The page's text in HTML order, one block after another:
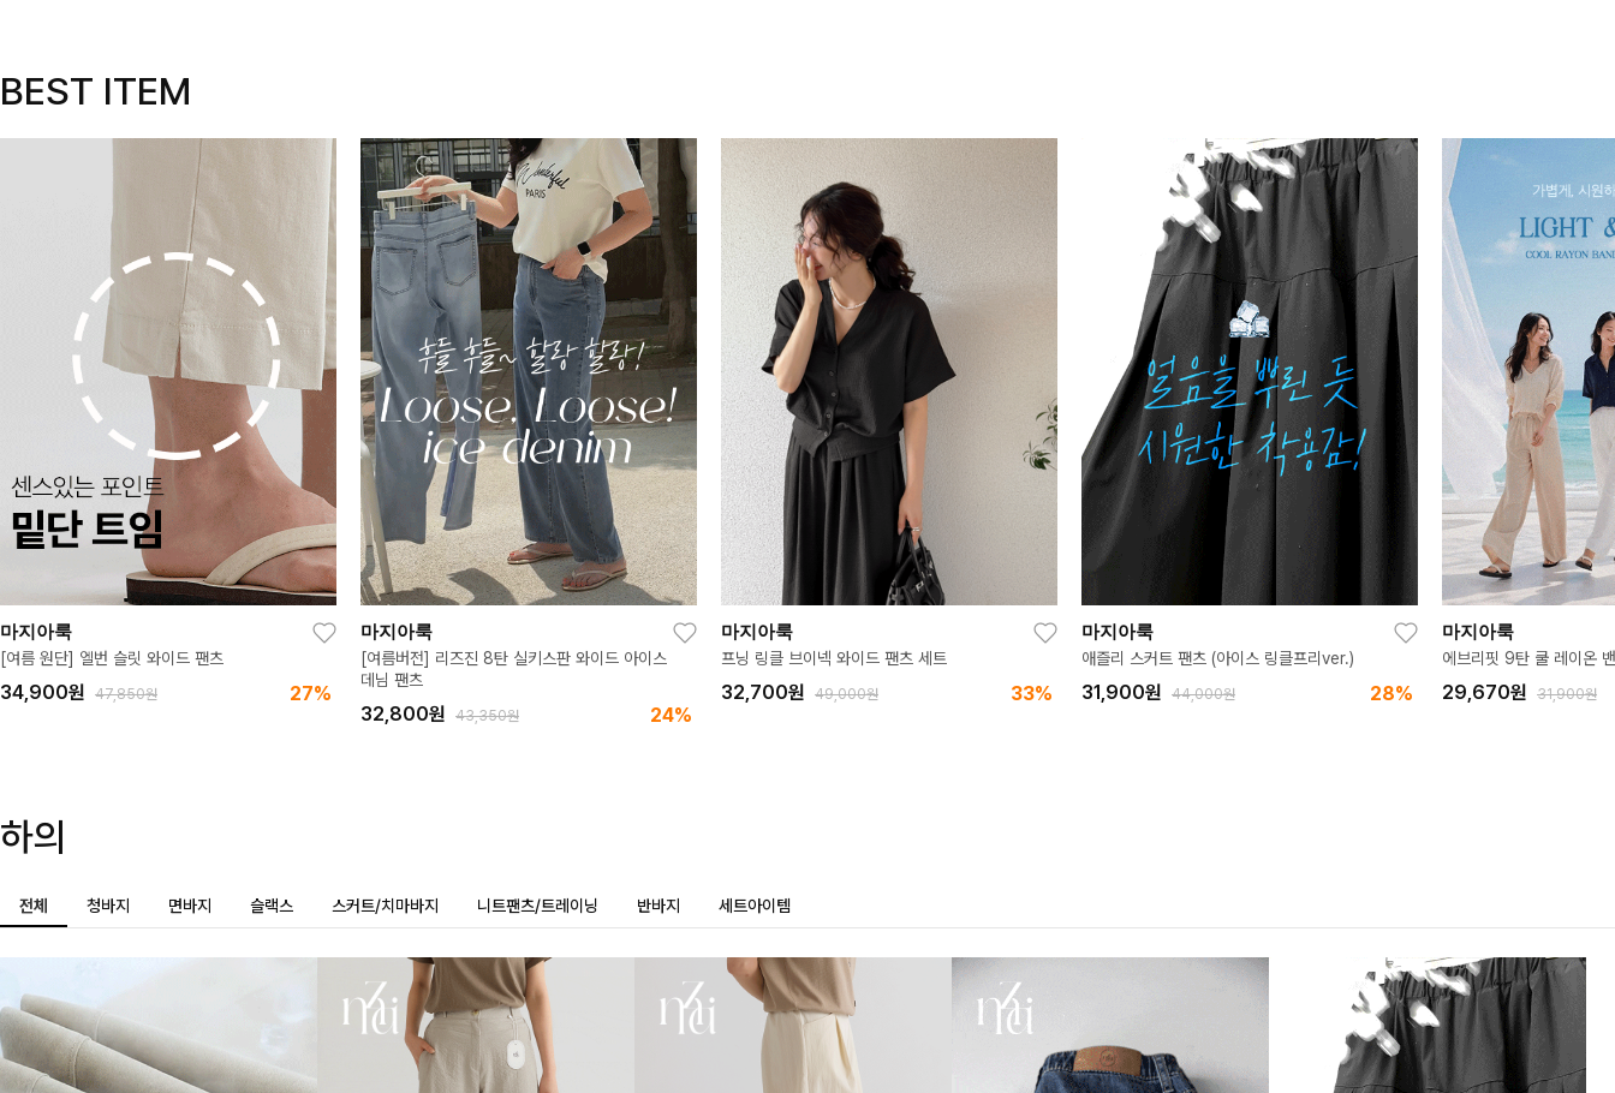
BEST ITEM
마지아룩
[여름버전] 리즈진 8탄 실키스판 와이드 아이스
데님 팬츠
마지아룩
프닝 링클 브이넥 와이드 팬츠 세트
32,700
마지아룩
애즐리 스커트 팬츠 (아이스 링클프리ver.)
31,900원 44,000원 28%
마지아룩
에브리핏 9탄 쿨 레이온 밴딩 와이드 팬츠
29,670원 31,900원 7%
마지아룩
핏 UP 초경량 시어서커
38,900원 46,680원
하의
전체 청바지 면바지 슬랙스 스커트/치마바지 니트팬츠/트레이닝 반바지 세트아이템